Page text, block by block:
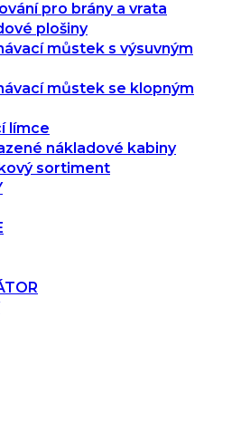
pro brány a vrata
plošiny
můstek s výsuvným
můstek se klopným
límce
nákladové kabiny
sortiment